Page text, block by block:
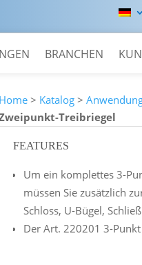
BRANCHEN
Home > Katalog >
Treibriegel
FEATURES
Um ein komplettes 3-
müssen Sie zusätzlich
Schloss, U-Bügel,
Der Art. 220201 3-